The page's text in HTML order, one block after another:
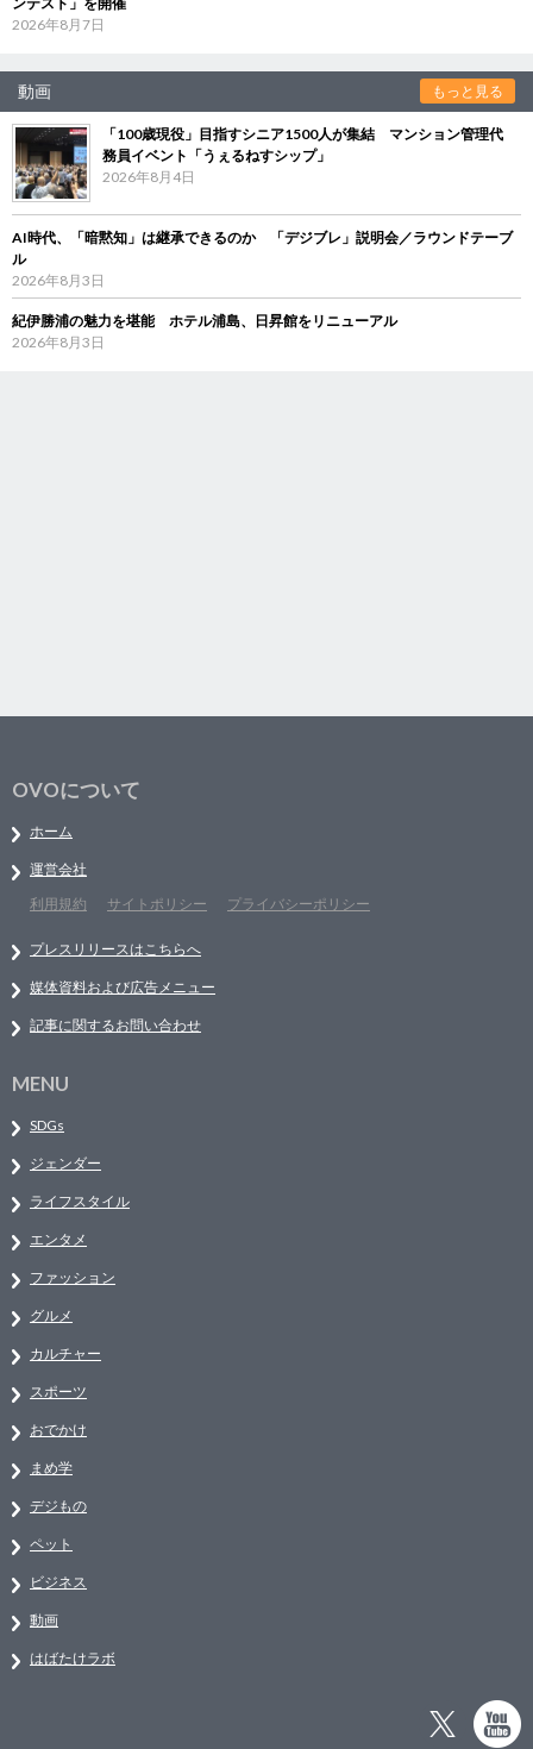
2026年8月7日
動画 もっと見る
「100歳現役」目指すシニア1500人が集結 マンション管理代
務員イベント「うぇるねすシップ」
2026年8月4日
AI時代、「暗黙知」は継承できるのか 「デジブレ」説明会／ラウンドテーブ
ル
2026年8月3日
紀伊勝浦の魅力を堪能 ホテル浦島、日昇館をリニューアル
2026年8月3日
OVOについて
ホーム
運営会社
利用規約
サイトポリシー プライバシーポリシー
プレスリリースはこちらへ
媒体資料および広告メニュー
記事に関するお問い合わせ
MENU
SDGs
ジェンダー
ライフスタイル
エンタメ
ファッション
グルメ
カルチャー
スポーツ
おでかけ
まめ学
デジもの
ペット
ビジネス
動画
はばたけラボ